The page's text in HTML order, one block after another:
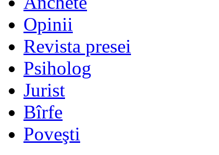
Opinii
Revista presei
Psiholog
Jurist
Bîrfe
Poveşti